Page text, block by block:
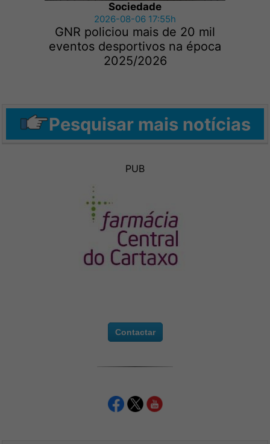
Sociedade
2026-08-06 17:55h
GNR policiou mais de 20 mil
eventos desportivos na época
2025/2026
Pesquisar mais notícias
PUB
Contactar